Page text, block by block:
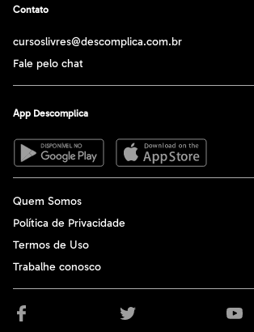
Contato
cursoslivres@descomplica.com.br
Fale pelo chat
App Descomplica
Quem Somos
Política de Privacidade
Termos de Uso
Trabalhe conosco